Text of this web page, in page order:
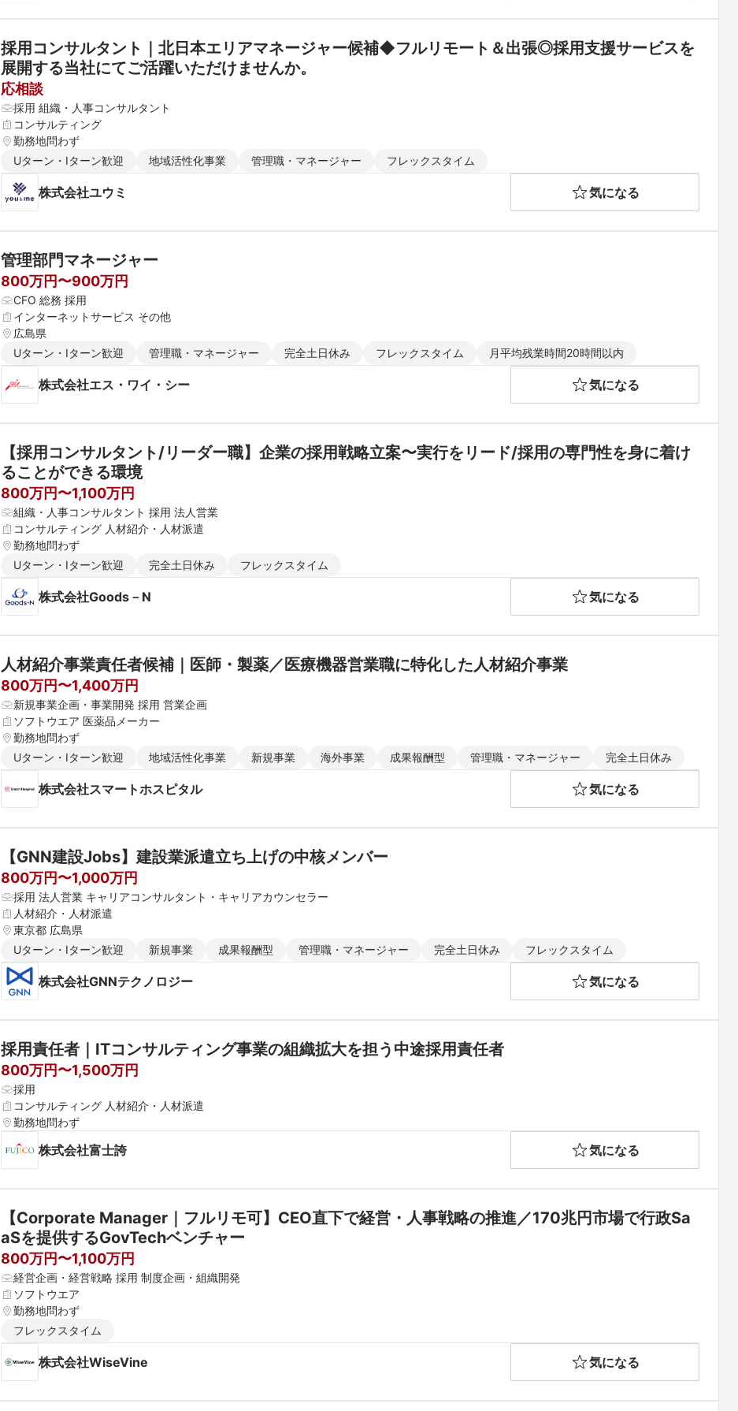
採用コンサルタント｜北日本エリアマネージャー候補◆フルリモート＆出張◎採用支援サービスを
展開する当社にてご活躍いただけませんか。
応相談
採用 組織・人事コンサルタント
コンサルティング
勤務地問わず
Uターン・Iターン歓迎
地域活性化事業 管理職・マネージャー フレックスタイム
株式会社ユウミ 気になる
管理部門マネージャー
800万円〜900万円
CFO 総務 採用
インターネットサービス その他
広島県
Uターン・Iターン歓迎
管理職・マネージャー 完全土日休み フレックスタイム 月平均残業時間20時間以内
株式会社エス・ワイ・シー 気になる
【採用コンサルタント/リーダー職】企業の採用戦略立案〜実行をリード/採用の専門性を身に着け
ることができる環境
800万円〜1,100万円
組織・人事コンサルタント 採用 法人営業
コンサルティング 人材紹介・人材派遣
勤務地問わず
Uターン・Iターン歓迎
完全土日休み フレックスタイム
株式会社Goods－N 気になる
人材紹介事業責任者候補｜医師・製薬／医療機器営業職に特化した人材紹介事業
800万円〜1,400万円
新規事業企画・事業開発 採用 営業企画
ソフトウエア 医薬品メーカー
勤務地問わず
Uターン・Iターン歓迎
地域活性化事業 新規事業 海外事業 成果報酬型 管理職・マネージャー 完全土日休み
株式会社スマートホスピタル 気になる
【GNN建設Jobs】建設業派遣立ち上げの中核メンバー
800万円〜1,000万円
採用 法人営業 キャリアコンサルタント・キャリアカウンセラー
人材紹介・人材派遣
東京都 広島県
Uターン・Iターン歓迎
新規事業 成果報酬型 管理職・マネージャー 完全土日休み フレックスタイム
株式会社GNNテクノロジー 気になる
採用責任者｜ITコンサルティング事業の組織拡大を担う中途採用責任者
800万円〜1,500万円
採用
コンサルティング 人材紹介・人材派遣
勤務地問わず
株式会社富士誇 気になる
【Corporate Manager｜フルリモ可】CEO直下で経営・人事戦略の推進／170兆円市場で行政Sa
aSを提供するGovTechベンチャー
800万円〜1,100万円
経営企画・経営戦略 採用 制度企画・組織開発
ソフトウエア
勤務地問わず
フレックスタイム
株式会社WiseVine 気になる